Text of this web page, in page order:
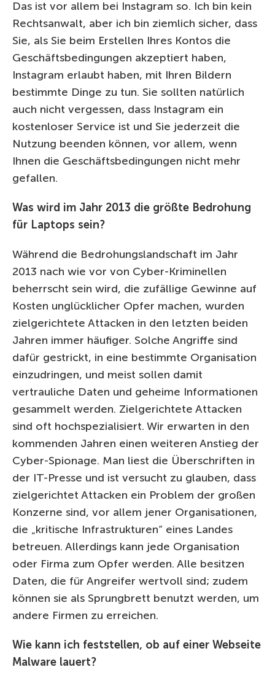
Das ist vor allem bei Instagram so. Ich bin kein
Rechtsanwalt, aber ich bin ziemlich sicher, dass
Sie, als Sie beim Erstellen Ihres Kontos die
Geschäftsbedingungen akzeptiert haben,
Instagram erlaubt haben, mit Ihren Bildern
bestimmte Dinge zu tun. Sie sollten natürlich
auch nicht vergessen, dass Instagram ein
kostenloser Service ist und Sie jederzeit die
Nutzung beenden können, vor allem, wenn
Ihnen die Geschäftsbedingungen nicht mehr
gefallen.
Was wird im Jahr 2013 die größte Bedrohung
für Laptops sein?
Während die Bedrohungslandschaft im Jahr
2013 nach wie vor von Cyber-Kriminellen
beherrscht sein wird, die zufällige Gewinne auf
Kosten unglücklicher Opfer machen, wurden
zielgerichtete Attacken in den letzten beiden
Jahren immer häufiger. Solche Angriffe sind
dafür gestrickt, in eine bestimmte Organisation
einzudringen, und meist sollen damit
vertrauliche Daten und geheime Informationen
gesammelt werden. Zielgerichtete Attacken
sind oft hochspezialisiert. Wir erwarten in den
kommenden Jahren einen weiteren Anstieg der
Cyber-Spionage. Man liest die Überschriften in
der IT-Presse und ist versucht zu glauben, dass
zielgerichtet Attacken ein Problem der großen
Konzerne sind, vor allem jener Organisationen,
die „kritische Infrastrukturen“ eines Landes
betreuen. Allerdings kann jede Organisation
oder Firma zum Opfer werden. Alle besitzen
Daten, die für Angreifer wertvoll sind; zudem
können sie als Sprungbrett benutzt werden, um
andere Firmen zu erreichen.
Wie kann ich feststellen, ob auf einer Webseite
Malware lauert?